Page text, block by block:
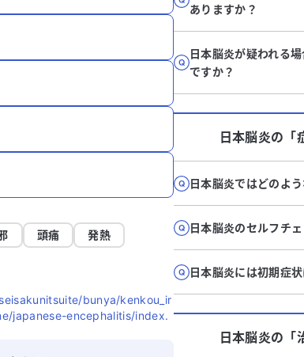
頭痛
発熱
bunya/kenkou_ir
japanese-encephalitis/index.
ありますか？
日本脳炎が疑われる
ですか？
日本脳炎の「
日本脳炎ではどのよ
日本脳炎のセルフチ
日本脳炎には初期症
日本脳炎の「